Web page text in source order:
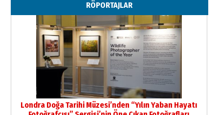
RÖPORTAJLAR
Londra Doğa Tarihi Müzesi’nden “Yılın Yaban Hayatı